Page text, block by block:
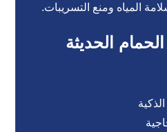
المياه ومنع التسريبات.